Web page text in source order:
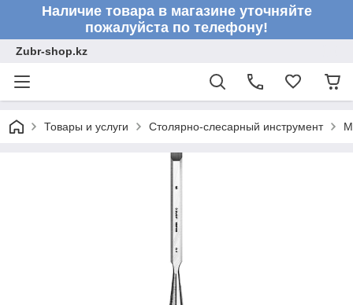
Наличие товара в магазине уточняйте
пожалуйста по телефону!
Zubr-shop.kz
Товары и услуги Столярно-слесарный инструмент